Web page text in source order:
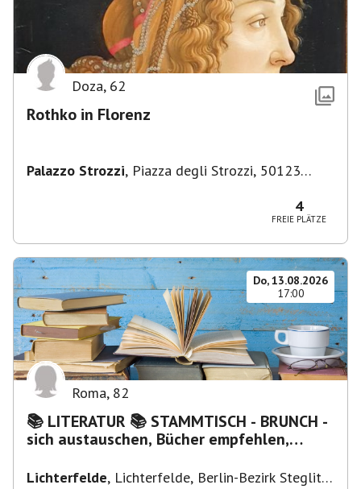
Doza, 62
Rothko in Florenz
Palazzo Strozzi, Piazza degli Strozzi, 50123
4
FREIE PLÄTZE
Do, 13.08.2026
17:00
Roma, 82
📚 LITERATUR 📚 STAMMTISCH - BRUNCH -
sich austauschen, Bücher empfehlen,
Lichterfelde, Lichterfelde, Berlin-Bezirk Steglitz-